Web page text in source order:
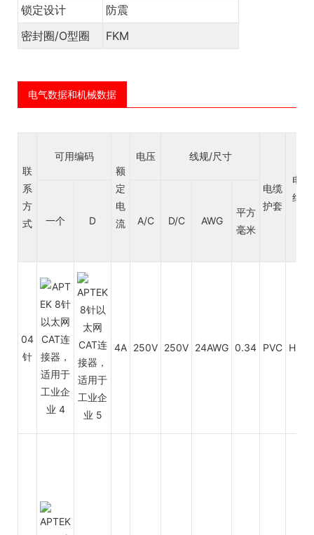
锁定设计
防震
密封圈/O型圈
FKM
电气数据和机械数据
联
系
方
式
可用编码
额
定
电
流
电压 线规/尺寸
电缆
护套
电线
绝缘
一个 D A/C D/C AWG
平方
毫米
04
针
4A 250V 250V 24AWG 0.34 PVC HDPE